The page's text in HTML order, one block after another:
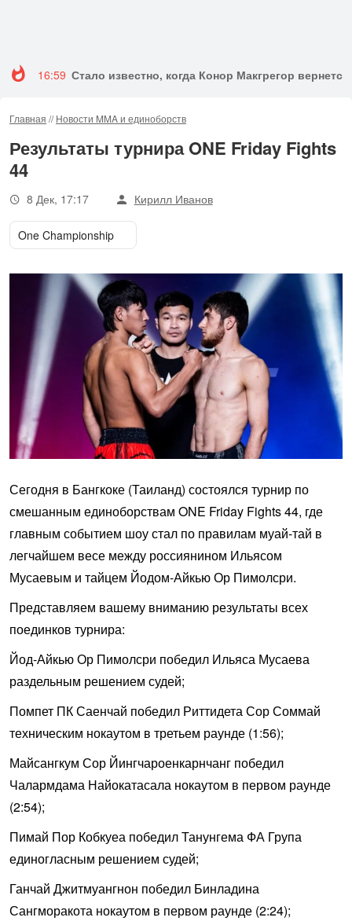
16:59 Стало известно, когда Конор Макгрегор вернется
Главная //Новости MMA и единоборств
Результаты турнира ONE Friday Fights
44
8 Дек, 17:17 Кирилл Иванов
One Championship
Сегодня в Бангкоке (Таиланд) состоялся турнир по
смешанным единоборствам ONE Friday Fights 44, где
главным событием шоу стал по правилам муай-тай в
легчайшем весе между россиянином Ильясом
Мусаевым и тайцем Йодом-Айкью Ор Пимолсри.
Представляем вашему вниманию результаты всех
поединков турнира:
Йод-Айкью Ор Пимолсри победил Ильяса Мусаева
раздельным решением судей;
Помпет ПК Саенчай победил Риттидета Сор Соммай
техническим нокаутом в третьем раунде (1:56);
Майсангкум Сор Йингчароенкарнчанг победил
Чалармдама Найокатасала нокаутом в первом раунде
(2:54);
Пимай Пор Кобкуеа победил Танунгема ФА Група
единогласным решением судей;
Ганчай Джитмуангнон победил Бинладина
Сангморакота нокаутом в первом раунде (2:24);